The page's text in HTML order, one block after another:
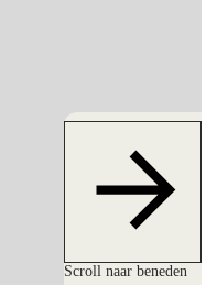
Scroll naar beneden